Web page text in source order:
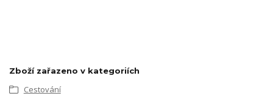
Zboží zařazeno v kategoriích
Cestování